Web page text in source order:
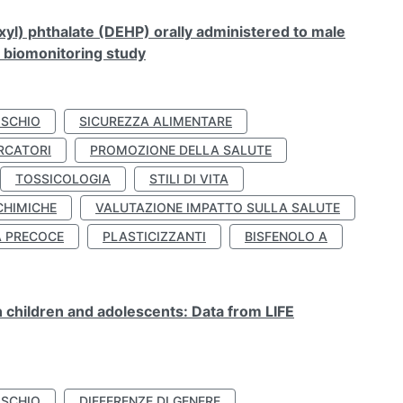
phthalate (DEHP) orally administered to male
biomonitoring study
SICUREZZA ALIMENTARE
PROMOZIONE DELLA SALUTE
TOSSICOLOGIA
STILI DI VITA
VALUTAZIONE IMPATTO SULLA SALUTE
PRECOCE
PLASTICIZZANTI BISFENOLO A
and adolescents: Data from LIFE